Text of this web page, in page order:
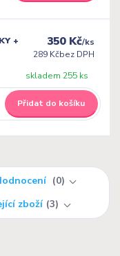
+
350 Kč/ks
289 Kčbez DPH
skladem 255 ks
Přidat do košíku
0
zboží 3